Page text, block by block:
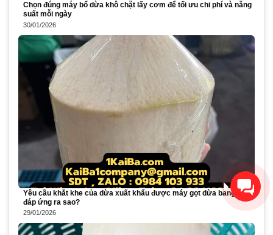
Chọn đúng máy bổ dừa khô chặt lấy cơm để tối ưu chi phí và năng
suất mỗi ngày
30/01/2026
Yêu cầu khắt khe của dừa xuất khẩu được máy gọt dừa bằng điện
đáp ứng ra sao?
29/01/2026
Xin chào! Chúng tôi có thể
giúp gì cho bạn?